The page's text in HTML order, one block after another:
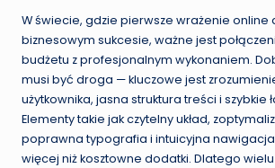
W świecie, gdzie pierwsze wrażenie online
biznesowym sukcesie, ważne jest
budżetu z profesjonalnym wykonaniem.
musi być droga — kluczowe jest
użytkownika, jasna struktura treści i szybkie
Elementy takie jak czytelny układ,
poprawna typografia i intuicyjna
więcej niż kosztowne dodatki. Dlatego